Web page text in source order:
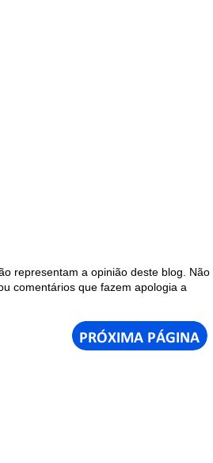
representam a opinião deste blog. Não
comentários que fazem apologia a